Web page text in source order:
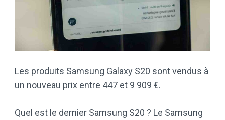
Les produits Samsung Galaxy S20 sont vendus à
un nouveau prix entre 447 et 9 909 €.
Quel est le dernier Samsung S20 ? Le Samsung